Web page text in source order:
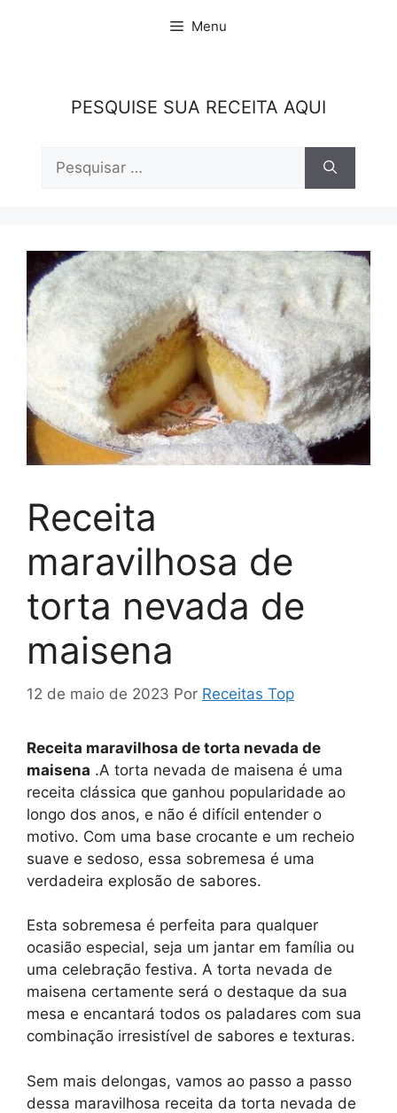
Menu
PESQUISE SUA RECEITA AQUI
por:
Receita
maravilhosa de
torta nevada de
maisena
12 de maio de 2023 Por Receitas Top
Receita maravilhosa de torta nevada de
maisena .A torta nevada de maisena é uma
receita clássica que ganhou popularidade ao
longo dos anos, e não é difícil entender o
motivo. Com uma base crocante e um recheio
suave e sedoso, essa sobremesa é uma
verdadeira explosão de sabores.
Esta sobremesa é perfeita para qualquer
ocasião especial, seja um jantar em família ou
uma celebração festiva. A torta nevada de
maisena certamente será o destaque da sua
mesa e encantará todos os paladares com sua
combinação irresistível de sabores e texturas.
Sem mais delongas, vamos ao passo a passo
dessa maravilhosa receita da torta nevada de